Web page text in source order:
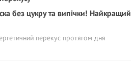
без цукру та випічки! Найкращий
перекус протягом дня